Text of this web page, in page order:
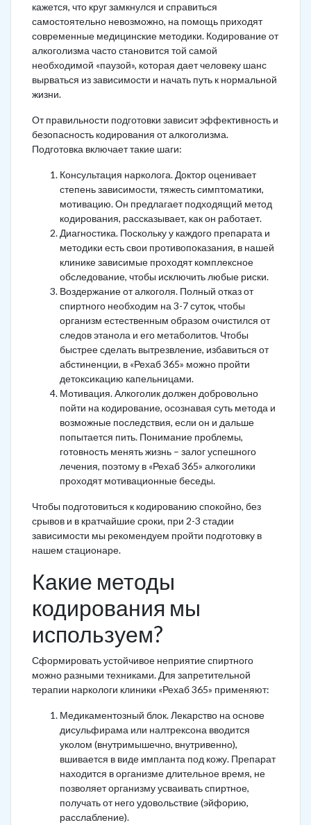
кажется, что круг замкнулся и справиться
самостоятельно невозможно, на помощь приходят
современные медицинские методики. Кодирование от
алкоголизма часто становится той самой
необходимой «паузой», которая дает человеку шанс
вырваться из зависимости и начать путь к нормальной
жизни.
От правильности подготовки зависит эффективность и
безопасность кодирования от алкоголизма.
Подготовка включает такие шаги:
Консультация нарколога. Доктор оценивает
степень зависимости, тяжесть симптоматики,
мотивацию. Он предлагает подходящий метод
кодирования, рассказывает, как он работает.
Диагностика. Поскольку у каждого препарата и
методики есть свои противопоказания, в нашей
клинике зависимые проходят комплексное
обследование, чтобы исключить любые риски.
Воздержание от алкоголя. Полный отказ от
спиртного необходим на 3-7 суток, чтобы
организм естественным образом очистился от
следов этанола и его метаболитов. Чтобы
быстрее сделать вытрезвление, избавиться от
абстиненции, в «Рехаб 365» можно пройти
детоксикацию капельницами.
Мотивация. Алкоголик должен добровольно
пойти на кодирование, осознавая суть метода и
возможные последствия, если он и дальше
попытается пить. Понимание проблемы,
готовность менять жизнь – залог успешного
лечения, поэтому в «Рехаб 365» алкоголики
проходят мотивационные беседы.
Чтобы подготовиться к кодированию спокойно, без
срывов и в кратчайшие сроки, при 2-3 стадии
зависимости мы рекомендуем пройти подготовку в
нашем стационаре.
Какие методы
кодирования мы
используем?
Сформировать устойчивое неприятие спиртного
можно разными техниками. Для запретительной
терапии наркологи клиники «Рехаб 365» применяют:
Медикаментозный блок. Лекарство на основе
дисульфирама или налтрексона вводится
уколом (внутримышечно, внутривенно),
вшивается в виде импланта под кожу. Препарат
находится в организме длительное время, не
позволяет организму усваивать спиртное,
получать от него удовольствие (эйфорию,
расслабление).